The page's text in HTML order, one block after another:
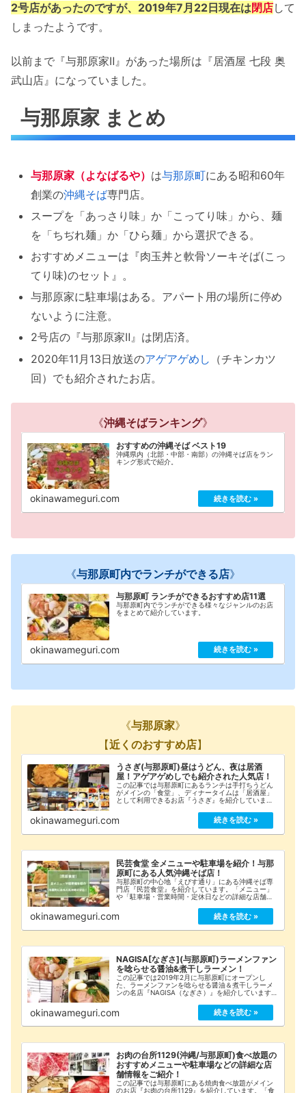
2号店があったのですが、2019年7月22日現在は閉店して
しまったようです。
以前まで『与那原家Ⅱ』があった場所は『居酒屋 七段 奥
武山店』になっていました。
与那原家 まとめ
与那原家（よなばるや） は与那原町にある昭和60年
創業の沖縄そば専門店。
スープを「あっさり味」か「こってり味」から、麺
を「ちぢれ麺」か「ひら麺」から選択できる。
おすすめメニューは『肉玉丼と軟骨ソーキそば(こっ
てり味)のセット』。
与那原家に駐車場はある。アパート用の場所に停め
ないように注意。
2号店の『与那原家Ⅱ』は閉店済。
2020年11月13日放送のアゲアゲめし （チキンカツ
回）でも紹介されたお店。
《沖縄そばランキング》
おすすめの沖縄そば ベスト19
沖縄県内（北部・中部・南部）の沖縄そば店をラン
キング形式で紹介。
okinawameguri.com
《与那原町内でランチができる店》
与那原町 ランチができるおすすめ店11選
与那原町内でランチができる様々なジャンルのお店
をまとめて紹介しています。
okinawameguri.com
《与那原家》
【近くのおすすめ店】
うさぎ(与那原町)昼はうどん、夜は居酒
屋！アゲアゲめしでも紹介された人気店！
この記事では与那原町にあるランチは手打ちうどん
がメインの「食堂」、ディナータイムは「居酒屋」
として利用できるお店『うさぎ』を紹介していま
まとめてみましたのでご覧ください！
okinawameguri.com
民芸食堂 全メニューや駐車場を紹介！与那
原町にある人気沖縄そば店！
与那原町の中心地「えびす通り」にある沖縄そば専
門店『民芸食堂』を紹介しています。「メニュー」
や「駐車場・営業時間・定休日などの詳細な店舗情
okinawameguri.com
NAGISA[なぎさ](与那原町)ラーメンファン
を唸らせる醤油&煮干しラーメン！
この記事では2019年2月に与那原町にオープンし
た、ラーメンファンを唸らせる醤油＆煮干しラーメ
ンの名店『NAGISA（なぎさ）』を紹介しています。
の特徴」「詳細な店舗情報」などをまとめてみまし
たのでご覧ください！
okinawameguri.com
お肉の台所1129(沖縄/与那原町)食べ放題の
おすすめメニューや駐車場などの詳細な店
舗情報をご紹介！
この記事では与那原町にある焼肉食べ放題がメイン
のお店『お肉の台所1129』を紹介しています。「食